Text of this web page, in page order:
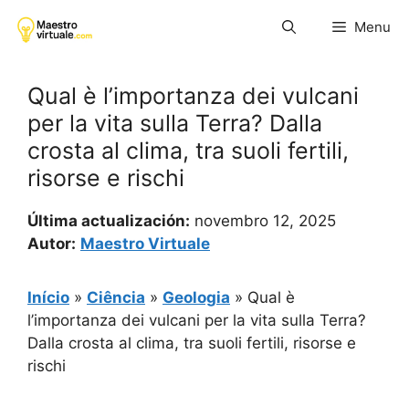
para
Menu
Qual è l’importanza dei vulcani
per la vita sulla Terra? Dalla
crosta al clima, tra suoli fertili,
risorse e rischi
Última actualización: novembro 12, 2025
Autor: Maestro Virtuale
Início » Ciência » Geologia » Qual è
l’importanza dei vulcani per la vita sulla Terra?
Dalla crosta al clima, tra suoli fertili, risorse e
rischi